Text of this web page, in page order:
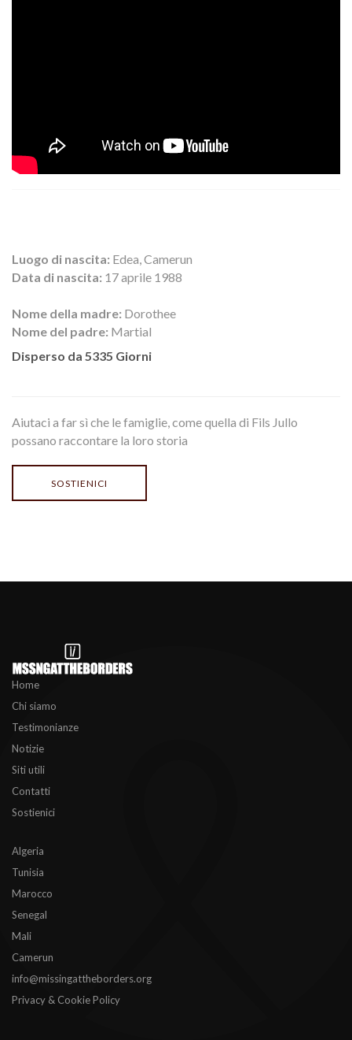
Luogo di nascita: Edea, Camerun
Data di nascita: 17 aprile 1988
Nome della madre: Dorothee
Nome del padre: Martial
Disperso da 5335 Giorni
Aiutaci a far sì che le famiglie, come quella di Fils Jullo
possano raccontare la loro storia
SOSTIENICI
Home
Chi siamo
Testimonianze
Notizie
Siti utili
Contatti
Sostienici
Algeria
Tunisia
Marocco
Senegal
Mali
Camerun
info@missingattheborders.org
Privacy & Cookie Policy